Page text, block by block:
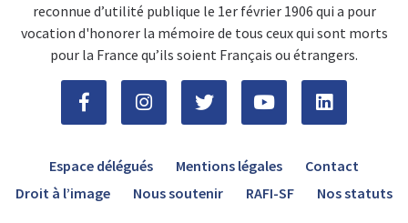
reconnue d’utilité publique le 1er février 1906 qui a pour
vocation d'honorer la mémoire de tous ceux qui sont morts
pour la France qu’ils soient Français ou étrangers.
Espace délégués Mentions légales
Contact
Droit à l’image
Nous soutenir RAFI-SF Nos statuts